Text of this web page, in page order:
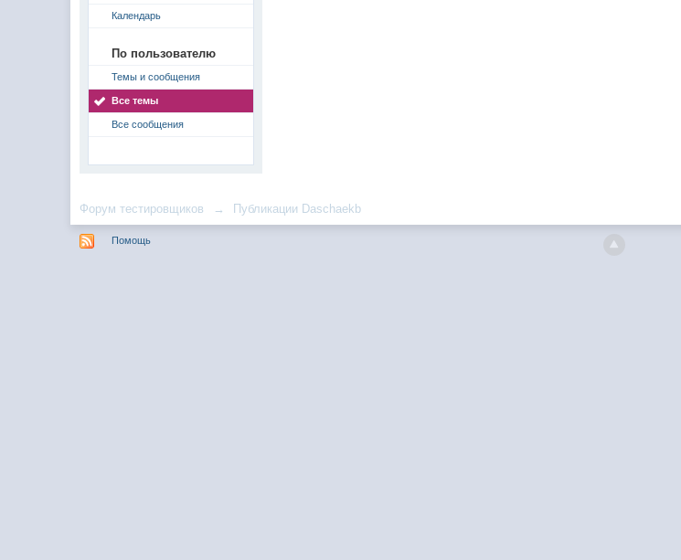
Календарь
По пользователю
Темы и сообщения
Все темы
Все сообщения
Форум тестировщиков → Публикации Daschaekb
Помощь